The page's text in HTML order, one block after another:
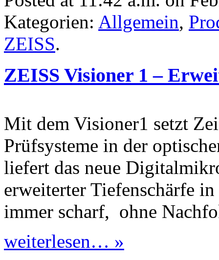
Kategorien: Allgemein,
ZEISS.
ZEISS Visioner 1 –
Mit dem Visioner1 setzt
Prüfsysteme in der
liefert das neue
erweiterter Tiefenschärfe
immer scharf, ohne
weiterlesen… »